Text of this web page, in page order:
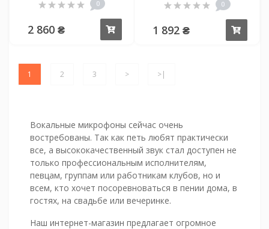
0
2 860 ₴
0
1 892 ₴
1 2 3 > >|
Вокальные микрофоны сейчас очень
востребованы. Так как петь любят практически
все, а высококачественный звук стал доступен не
только профессиональным исполнителям,
певцам, группам или работникам клубов, но и
всем, кто хочет посоревноваться в пении дома, в
гостях, на свадьбе или вечеринке.
Наш интернет-магазин предлагает огромное